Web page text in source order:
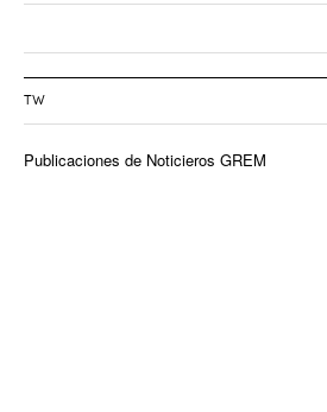
TW
Publicaciones de Noticieros GREM